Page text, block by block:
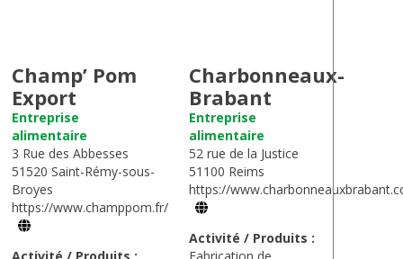
Champ’ Pom
Export
Entreprise
alimentaire
3 Rue des Abbesses
51520 Saint-Rémy-sous-
Broyes
https://www.champpom.fr/
Charbonneaux-
Brabant
Entreprise
alimentaire
52 rue de la Justice
51100 Reims
https://
Activité / Produits :